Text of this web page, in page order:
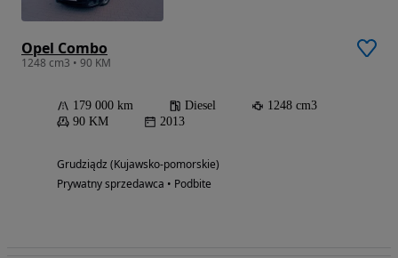
Opel Combo
1248 cm3 • 90 KM
179 000 km Diesel
1248 cm3
90 KM
2013
Grudziądz (Kujawsko-pomorskie)
Prywatny sprzedawca • Podbite